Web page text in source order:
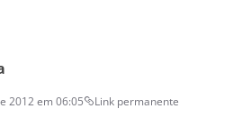
2012 em 06:05 Link permanente